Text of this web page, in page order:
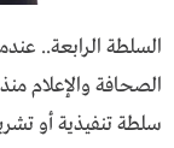
السلطة الرابعة..
الصحافة والإعلام
سلطة تنفيذية أو